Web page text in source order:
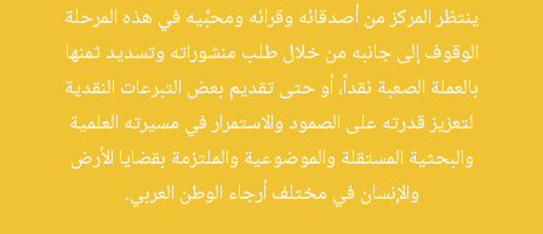
ينتظر المركز من أصدقائه وقرائه ومحبِّيه في هذه المرحلة
الوقوف إلى جانبه من خلال طلب منشوراته وتسديد ثمنها
بالعملة الصعبة نقداً، أو حتى تقديم بعض التبرعات النقدية
لتعزيز قدرته على الصمود والاستمرار في مسيرته العلمية
والبحثية المستقلة والموضوعية والملتزمة بقضايا الأرض
والإنسان في مختلف أرجاء الوطن العربي.